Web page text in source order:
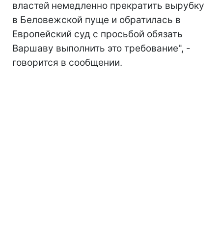
властей немедленно прекратить вырубку
в Беловежской пуще и обратилась в
Европейский суд с просьбой обязать
Варшаву выполнить это требование", -
говорится в сообщении.